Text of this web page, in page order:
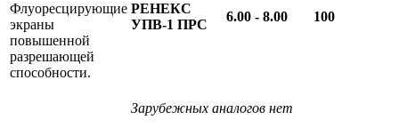
Флуоресцирующие
экраны
повышенной
разрешающей
способности.
РЕНЕКС
УПВ-1 ПРС
6.00 - 8.00 100
Зарубежных аналогов нет